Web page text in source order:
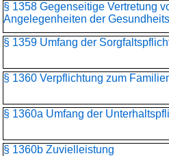
§ 1358 Gegenseitige Vertretung
Angelegenheiten der
§ 1359 Umfang der
§ 1360 Verpflichtung zum
§ 1360a Umfang der
§ 1360b Zuvielleistung